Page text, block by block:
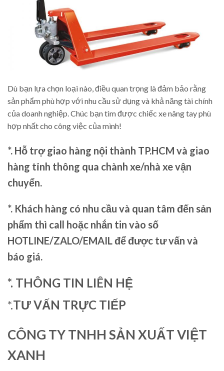
Dù bạn lựa chọn loại nào, điều quan trọng là đảm bảo rằng
sản phẩm phù hợp với nhu cầu sử dụng và khả năng tài chính
của doanh nghiệp. Chúc bạn tìm được chiếc xe nâng tay phù
hợp nhất cho công việc của mình!
*. Hỗ trợ giao hàng nội thành TP.HCM và giao
hàng tỉnh thông qua chành xe/nhà xe vận
chuyển.
*. Khách hàng có nhu cầu và quan tâm đến sản
phẩm thì call hoặc nhắn tin vào số
HOTLINE/ZALO/EMAIL để được tư vấn và
báo giá.
*. THÔNG TIN LIÊN HỆ
*.TƯ VẤN TRỰC TIẾP
CÔNG TY TNHH SẢN XUẤT VIỆT
XANH